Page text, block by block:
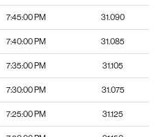
7:45:00 PM 31.090
7:40:00 PM 31.085
7:35:00 PM 31.105
7:30:00 PM 31.075
7:25:00 PM 31.125